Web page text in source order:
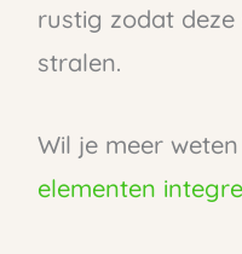
rustig zodat
stralen.
Wil je meer
elementen